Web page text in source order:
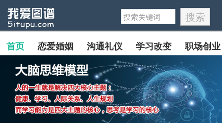
首页 恋爱婚姻 沟通礼仪 学习改变 职场创业